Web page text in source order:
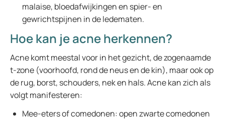
malaise, bloedafwijkingen en spier- en
gewrichtspijnen in de ledematen.
Hoe kan je acne herkennen?
Acne komt meestal voor in het gezicht, de zogenaamde
t-zone (voorhoofd, rond de neus en de kin), maar ook op
de rug, borst, schouders, nek en hals. Acne kan zich als
volgt manifesteren:
Mee-eters of comedonen: open zwarte comedonen